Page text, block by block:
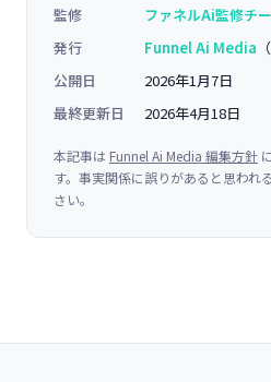
監修
ファネルAi監修チ
発行
Funnel Ai Media
公開日
2026年1月7日
最終更新日
2026年4月18日
本記事は Funnel Ai Media 編集方針
す。事実関係に誤りがあると思われ
さい。